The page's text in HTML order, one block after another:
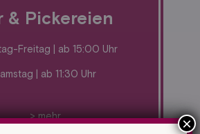
& Pickereien
Freitag | ab 15:00 Uhr
| ab 11:30 Uhr
> mehr ×